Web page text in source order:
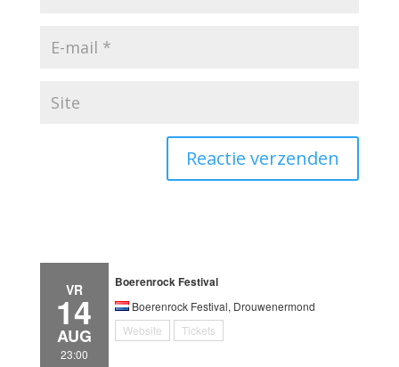
VR
14
AUG
23:00
Boerenrock Festival
Boerenrock Festival, Drouwenermond
Website
Tickets